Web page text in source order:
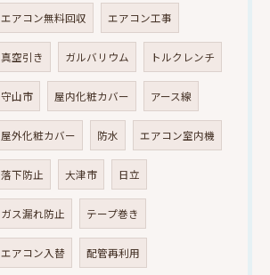
エアコン無料回収 エアコン工事
真空引き ガルバリウム トルクレンチ
守山市 屋内化粧カバー アース線
屋外化粧カバー 防水 エアコン室内機
落下防止 大津市 日立
ガス漏れ防止 テープ巻き
エアコン入替 配管再利用